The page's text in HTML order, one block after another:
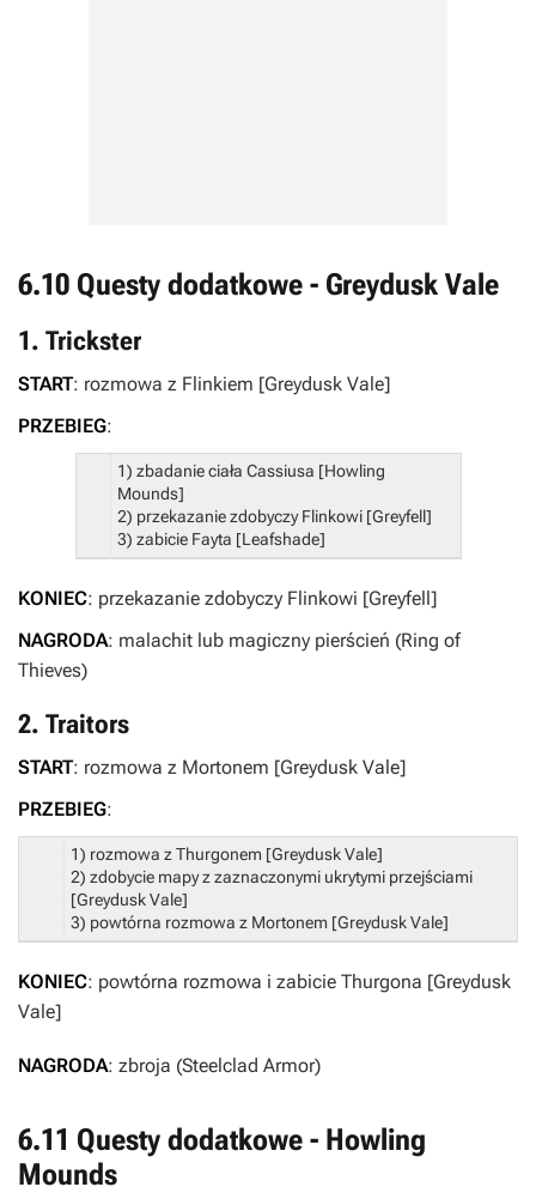
6.10 Questy dodatkowe - Greydusk Vale
1. Trickster
START: rozmowa z Flinkiem [Greydusk Vale]
PRZEBIEG:
1) zbadanie ciała Cassiusa [Howling
Mounds]
2) przekazanie zdobyczy Flinkowi [Greyfell]
3) zabicie Fayta [Leafshade]
KONIEC: przekazanie zdobyczy Flinkowi [Greyfell]
NAGRODA: malachit lub magiczny pierścień (Ring of
Thieves)
2. Traitors
START: rozmowa z Mortonem [Greydusk Vale]
PRZEBIEG:
1) rozmowa z Thurgonem [Greydusk Vale]
2) zdobycie mapy z zaznaczonymi ukrytymi przejściami
[Greydusk Vale]
3) powtórna rozmowa z Mortonem [Greydusk Vale]
KONIEC: powtórna rozmowa i zabicie Thurgona [Greydusk
Vale]
NAGRODA: zbroja (Steelclad Armor)
6.11 Questy dodatkowe - Howling
Mounds